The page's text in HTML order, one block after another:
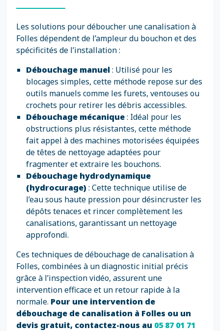
Les solutions pour déboucher une canalisation à
Folles dépendent de l’ampleur du bouchon et des
spécificités de l’installation :
Débouchage manuel: Utilisé pour les
blocages simples, cette méthode repose sur des
outils manuels comme les furets, ventouses ou
crochets pour retirer les débris accessibles.
Débouchage mécanique: Idéal pour les
obstructions plus résistantes, cette méthode
fait appel à des machines motorisées équipées
de têtes de nettoyage adaptées pour
fragmenter et extraire les bouchons.
Débouchage hydrodynamique
(hydrocurage) : Cette technique utilise de
l’eau sous haute pression pour désincruster les
dépôts tenaces et rincer complètement les
canalisations, garantissant un nettoyage
approfondi.
Ces techniques de débouchage de canalisation à
Folles, combinées à un diagnostic initial précis
grâce à l’inspection vidéo, assurent une
intervention efficace et un retour rapide à la
normale. Pour une intervention de
débouchage de canalisation à Folles ou un
devis gratuit, contactez-nous au 05 87 01 71